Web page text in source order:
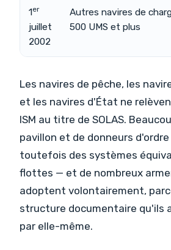
1er
juillet
2002
Autres navires de
500 UMS et plus
Les navires de pêche, les
et les navires d'État ne
ISM au titre de SOLAS.
pavillon et de donneurs
toutefois des systèmes
flottes — et de nombreux
adoptent volontairement,
structure documentaire qu'ils
par elle-même.